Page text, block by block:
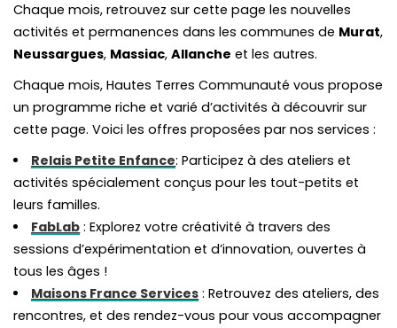
Chaque mois, retrouvez sur cette page les nouvelles
activités et permanences dans les communes de Murat,
Neussargues, Massiac, Allanche et les autres.
Chaque mois, Hautes Terres Communauté vous propose
un programme riche et varié d’activités à découvrir sur
cette page. Voici les offres proposées par nos services :
Relais Petite Enfance: Participez à des ateliers et
activités spécialement conçus pour les tout-petits et
leurs familles.
FabLab : Explorez votre créativité à travers des
sessions d’expérimentation et d’innovation, ouvertes à
tous les âges !
Maisons France Services : Retrouvez des ateliers, des
rencontres, et des rendez-vous pour vous accompagner